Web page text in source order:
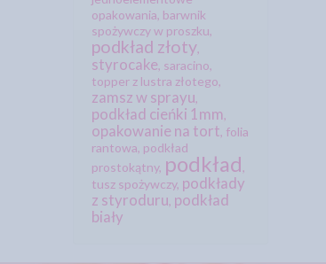
opakowania, barwnik
spożywczy w proszku,
podkład złoty,
styrocake, saracino,
topper z lustra złotego,
zamsz w sprayu,
podkład cieńki 1mm,
opakowanie na tort, folia
rantowa, podkład
prostokątny, podkład,
tusz spożywczy, podkłady
z styroduru, podkład
biały